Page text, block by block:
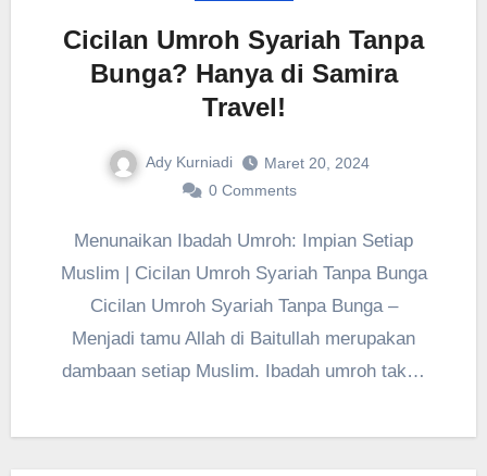
Cicilan Umroh Syariah Tanpa
Bunga? Hanya di Samira
Travel!
Ady Kurniadi
Maret 20, 2024
0 Comments
Menunaikan Ibadah Umroh: Impian Setiap
Muslim | Cicilan Umroh Syariah Tanpa Bunga
Cicilan Umroh Syariah Tanpa Bunga –
Menjadi tamu Allah di Baitullah merupakan
dambaan setiap Muslim. Ibadah umroh tak…